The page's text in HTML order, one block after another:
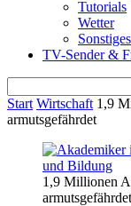
Tutorials
Wetter
Sonstiges
TV-Sender &
Start Wirtschaft 1,9
armutsgefährdet
1,9 Millionen
armutsgefährdet